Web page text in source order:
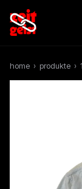
home › produkte ›